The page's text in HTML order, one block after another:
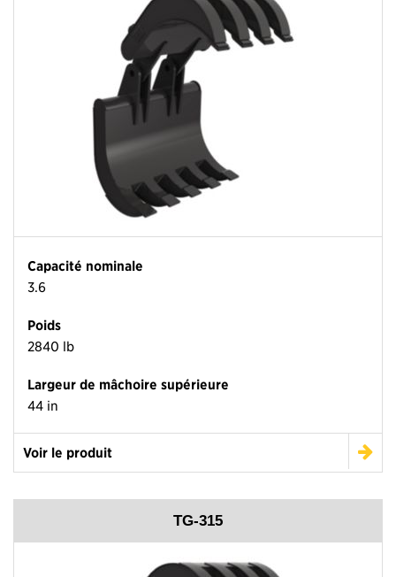
Capacité nominale
3.6
Poids
2840 lb
Largeur de mâchoire supérieure
44 in
Voir le produit
TG-315